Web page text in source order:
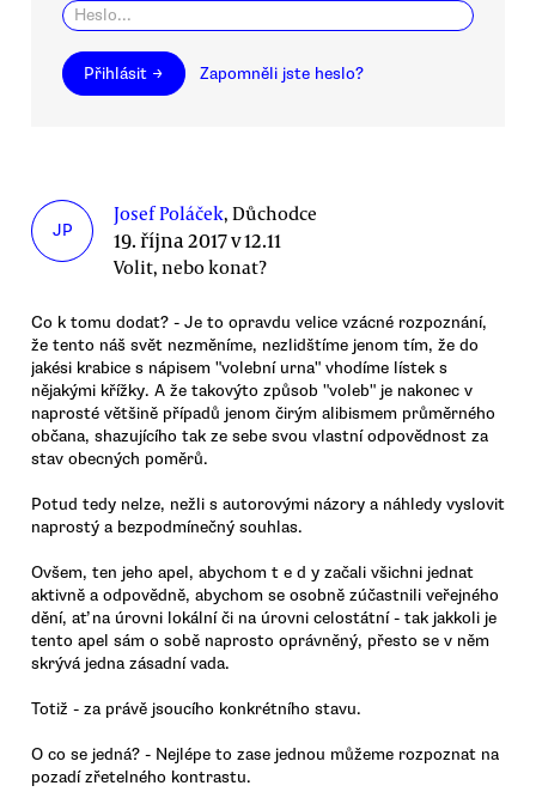
Přihlásit → Zapomněli jste heslo?
JP
Josef Poláček, Důchodce
19. října 2017 v 12.11
Volit, nebo konat?
Co k tomu dodat? - Je to opravdu velice vzácné rozpoznání,
že tento náš svět nezměníme, nezlidštíme jenom tím, že do
jakési krabice s nápisem "volební urna" vhodíme lístek s
nějakými křížky. A že takovýto způsob "voleb" je nakonec v
naprosté většině případů jenom čirým alibismem průměrného
občana, shazujícího tak ze sebe svou vlastní odpovědnost za
stav obecných poměrů.
Potud tedy nelze, nežli s autorovými názory a náhledy vyslovit
naprostý a bezpodmínečný souhlas.
Ovšem, ten jeho apel, abychom t e d y začali všichni jednat
aktivně a odpovědně, abychom se osobně zúčastnili veřejného
dění, ať na úrovni lokální či na úrovni celostátní - tak jakkoli je
tento apel sám o sobě naprosto oprávněný, přesto se v něm
skrývá jedna zásadní vada.
Totiž - za právě jsoucího konkrétního stavu.
O co se jedná? - Nejlépe to zase jednou můžeme rozpoznat na
pozadí zřetelného kontrastu.